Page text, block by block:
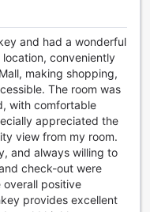
omaan tahtiisi
on suunniteltu
valikoiman
kuntoilutavoitteesi.
ja virkistävästä
rentoutumiseen
tyylikäs
juomia ja välipaloja,
Giles Southkey on
ystäville, jotka
ja
and had a wonderful
conveniently
making shopping,
The room was
with comfortable
appreciated the
view from my room.
and always willing to
check-out were
positive
provides excellent